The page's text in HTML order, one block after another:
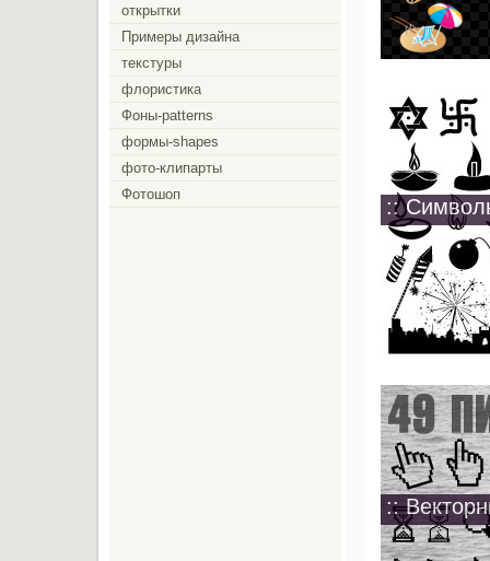
::
::
открытки
Примеры дизайна
текстуры
флористика
Фоны-patterns
формы-shapes
фото-клипарты
Фотошоп